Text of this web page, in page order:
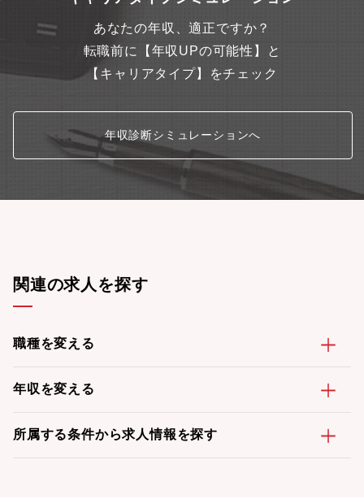
あなたの年収、適正ですか？
転職前に【年収UPの可能性】と
【キャリアタイプ】をチェック
年収診断シミュレーションへ
関連の求人を探す
職種を変える
年収を変える
所属する条件から求人情報を探す